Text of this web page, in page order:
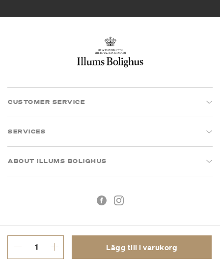
Lägg till i varukorg
CUSTOMER SERVICE
SERVICES
ABOUT ILLUMS BOLIGHUS